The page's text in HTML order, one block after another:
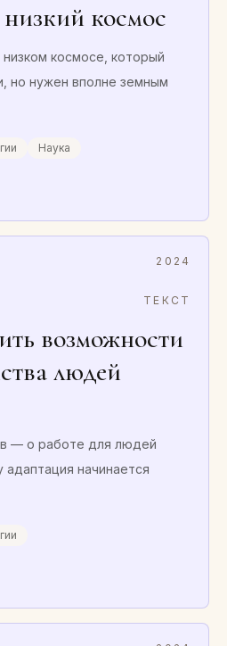
космос
космосе, который
но нужен вполне земным
Наука
2024
ТЕКСТ
возможности
людей
— о работе для людей
начинается